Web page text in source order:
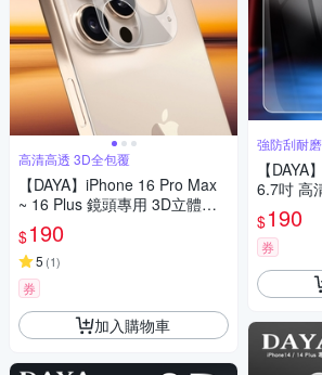
高清高透 3D全包覆
【DAYA】iPhone 16 Pro Max
~ 16 Plus 鏡頭專用 3D立體透
明全包覆鏡頭貼 高硬度抗刮保
護貼(一片式完整保護)
$190
5 (1)
券
加入購物車
強防刮耐磨
【
6.7吋 高
護膜
$190
券